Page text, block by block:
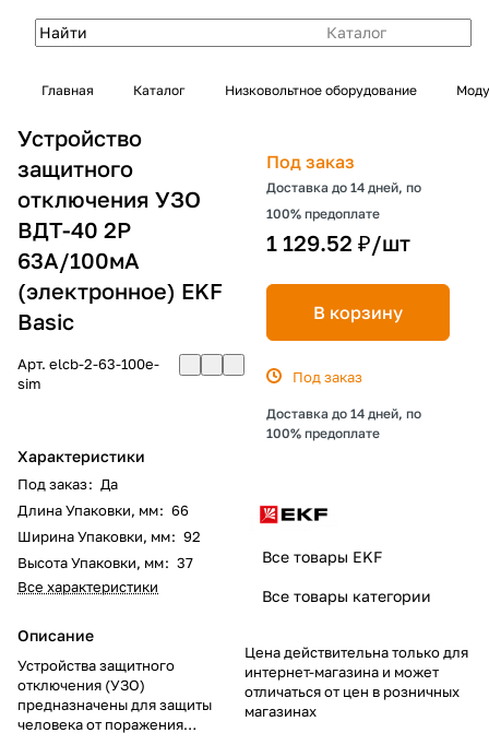
Каталог
Главная Каталог Низковольтное оборудование
Устройство
защитного
отключения УЗО
ВДТ-40 2P
63А/100мА
(электронное) EKF
Basic
Арт. elcb-2-63-100e-
sim
Характеристики
Под заказ: Да
Длина Упаковки, мм: 66
Ширина Упаковки, мм: 92
Высота Упаковки, мм: 37
Все характеристики
Описание
Устройства защитного
отключения (УЗО)
предназначены для защиты
человека от поражения
Под заказ
Доставка до 14 дней, по
100% предоплате
1 129.52 ₽/шт
В корзину
Под заказ
Доставка до 14 дней, по
100% предоплате
Все товары EKF
Все товары категории
Цена действительна только для
интернет-магазина и может
отличаться от цен в розничных
магазинах